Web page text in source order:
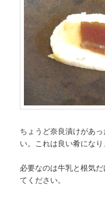
ちょうど奈良漬けがあ
い。これは良い肴になり
必要なのは牛乳と根気
てください。